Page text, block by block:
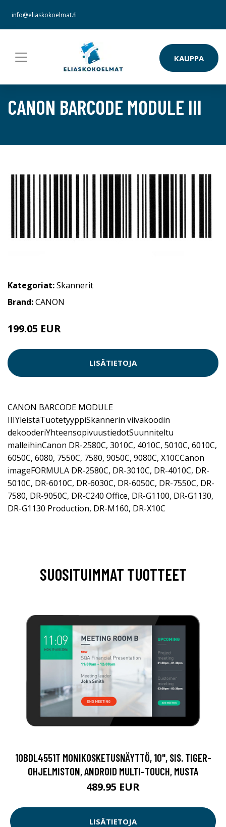
info@eliaskokoelmat.fi
KAUPPA
CANON BARCODE MODULE III
Kategoriat:Skannerit
Brand:CANON
199.05 EUR
LISÄTIETOJA
CANON BARCODE MODULE
IIIYleistäTuotetyyppiSkannerin viivakoodin
dekooderiYhteensopivuustiedotSuunniteltu
malleihinCanon DR-2580C, 3010C, 4010C, 5010C, 6010C,
6050C, 6080, 7550C, 7580, 9050C, 9080C, X10CCanon
imageFORMULA DR-2580C, DR-3010C, DR-4010C, DR-
5010C, DR-6010C, DR-6030C, DR-6050C, DR-7550C, DR-
7580, DR-9050C, DR-C240 Office, DR-G1100, DR-G1130,
DR-G1130 Production, DR-M160, DR-X10C
SUOSITUIMMAT TUOTTEET
10BDL4551T MONIKOSKETUSNÄYTTÖ, 10", SIS. TIGER-
OHJELMISTON, ANDROID MULTI-TOUCH, MUSTA
489.95 EUR
LISÄTIETOJA